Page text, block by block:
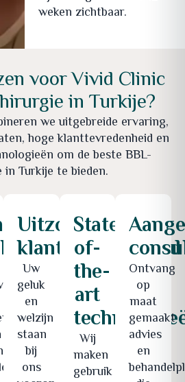
weken zichtbaar.
voor Vivid Clinic
in Turkije?
we uitgebreide ervaring,
hoge klanttevredenheid en
om de beste BBL-
in Turkije te bieden.
Uitzonderlijke
klanttevredenheid
Uw
geluk
en
welzijn
staan
bij
ons
State-
of-
the-
art
Wij
maken
gebruik
Ontvang
op
maat
gemaakt
advies
en